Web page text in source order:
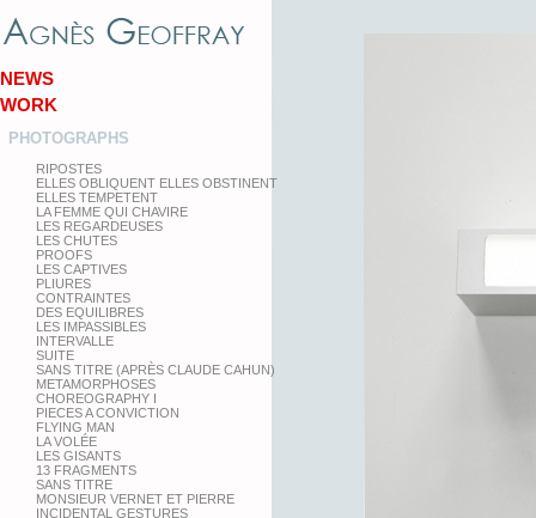
NEWS
WORK
PHOTOGRAPHS
RIPOSTES
ELLES OBLIQUENT ELLES OBSTINENT
ELLES TEMPETENT
LA FEMME QUI CHAVIRE
LES REGARDEUSES
LES CHUTES
PROOFS
LES CAPTIVES
PLIURES
CONTRAINTES
DES EQUILIBRES
LES IMPASSIBLES
INTERVALLE
SUITE
SANS TITRE (APRÈS CLAUDE CAHUN)
METAMORPHOSES
CHOREOGRAPHY I
PIECES A CONVICTION
FLYING MAN
LA VOLÉE
LES GISANTS
13 FRAGMENTS
SANS TITRE
MONSIEUR VERNET ET PIERRE
INCIDENTAL GESTURES